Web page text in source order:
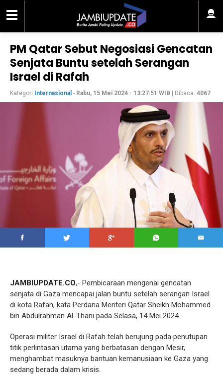
PM Qatar Sebut Negosiasi Gencatan
Senjata Buntu setelah Serangan
Israel di Rafah
Kategori Internasional - Rabu, 15 Mei 2024 - 13:27:51 WIB | Dibaca: 4067
JAMBIUPDATE.CO,- Pembicaraan mengenai gencatan
senjata di Gaza mencapai jalan buntu setelah serangan Israel
di kota Rafah, kata Perdana Menteri Qatar Sheikh Mohammed
bin Abdulrahman Al-Thani pada Selasa, 14 Mei 2024.
Operasi militer Israel di Rafah telah berujung pada penutupan
titik perlintasan utama yang berbatasan dengan Mesir,
menghambat masuknya bantuan kemanusiaan ke Gaza yang
sedang berada dalam krisis.